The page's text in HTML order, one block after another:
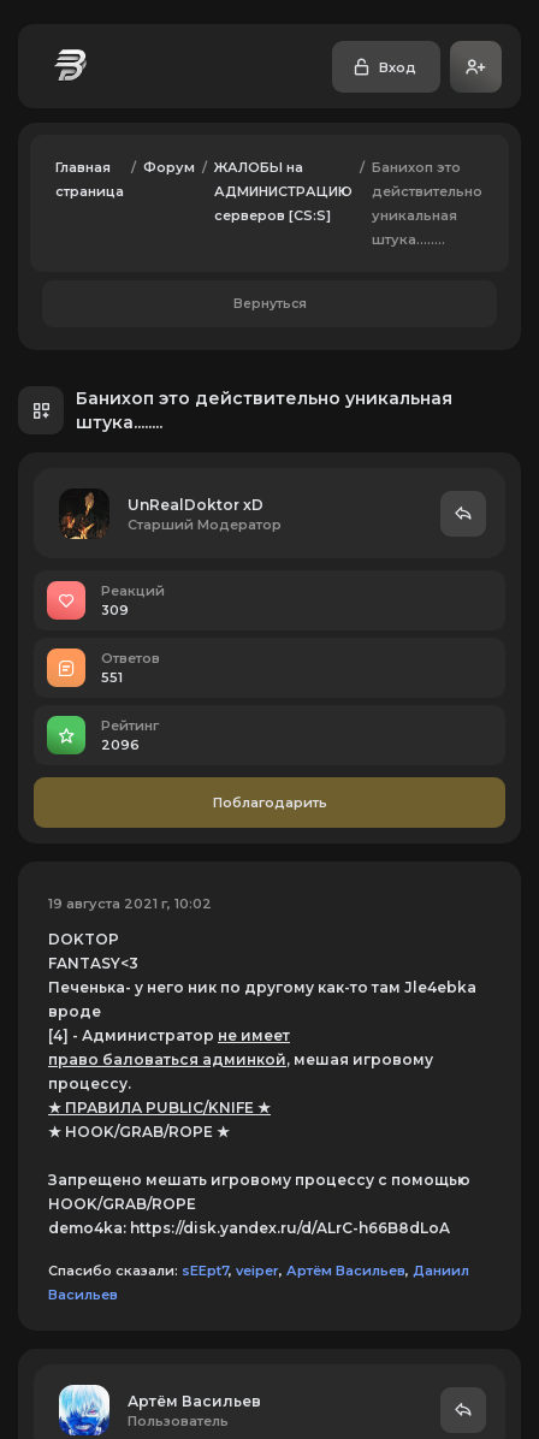
Вход
Главная
страница
/ Форум / ЖАЛОБЫ на
АДМИНИСТРАЦИЮ
серверов [CS:S]
/ Банихоп это
действительно
уникальная
штука........
Вернуться
Банихоп это действительно уникальная
штука........
UnRealDoktor xD
Старший Модератор
Реакций
309
Ответов
551
Рейтинг
2096
Поблагодарить
19 августа 2021 г, 10:02
DOKTOP
FANTASY<3
Печенька- у него ник по другому как-то там Jle4ebka
вроде
[4] - Администратор не имеет
право баловаться админкой, мешая игровому
процессу.
★ ПРАВИЛА PUBLIC/KNIFE ★
★ HOOK/GRAB/ROPE ★
Запрещено мешать игровому процессу с помощью
HOOK/GRAB/ROPE
demo4ka: https://disk.yandex.ru/d/ALrC-h66B8dLoA
Спасибо сказали: sEEpt7, veiper, Артём Васильев, Даниил
Васильев
Артём Васильев
Пользователь